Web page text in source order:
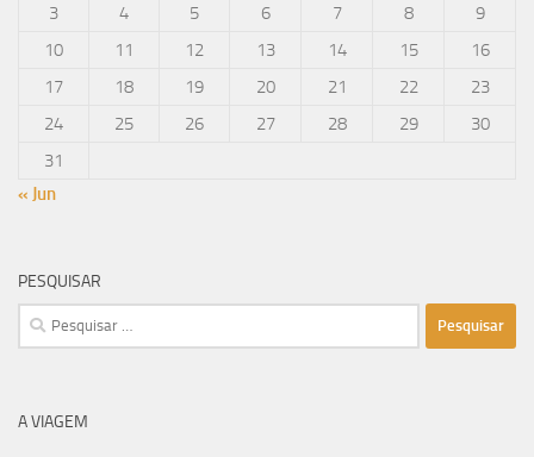
3
4 5 6 7 8
9
10
11 12 13 14 15
16
17
18 19 20 21 22
23
24
25 26 27 28 29
30
31
« Jun
PESQUISAR
Pesquisar
por:
A VIAGEM